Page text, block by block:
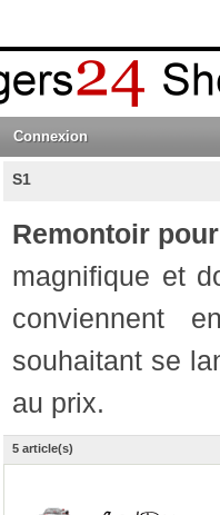
Connexion
S1
Remontoir
magnifique et
conviennent
souhaitant se
au prix.
5 article(s)